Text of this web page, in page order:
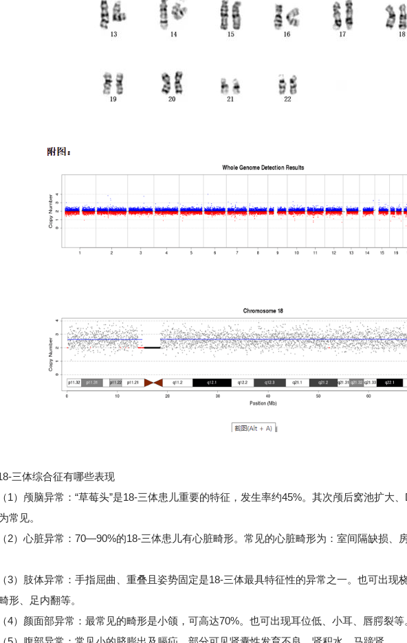
体综合征有哪些表现
颅脑异常：“草莓头”是18-三体患儿重要的特征，发生率约45%。其次颅后窝池扩大
常见。
心脏异常：70—90%的18-三体患儿有心脏畸形。常见的心脏畸形为：室间隔缺损、
肢体异常：手指屈曲、重叠且姿势固定是18-三体最具特征性的异常之一。也可出现
形、足内翻等。
颜面部异常：最常见的畸形是小颌，可高达70%。也可出现耳位低、小耳、唇腭裂等